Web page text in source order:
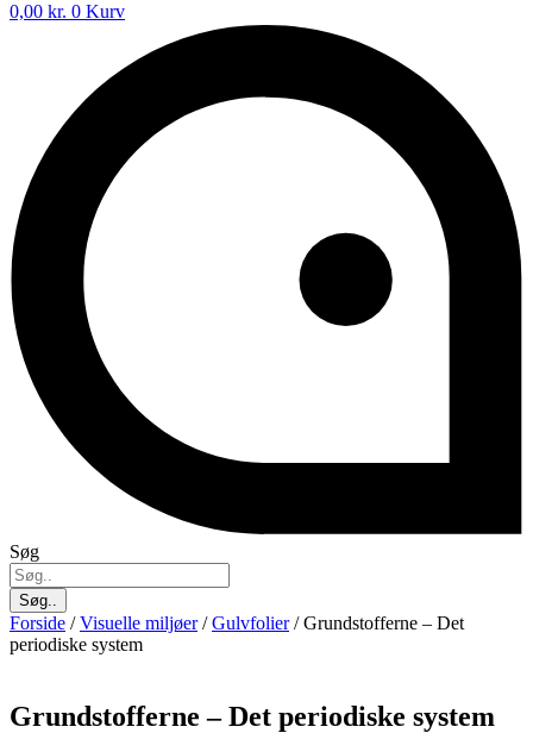
0,00 kr. 0 Kurv
Søg
Søg..
Forside /Visuelle miljøer/Gulvfolier/ Grundstofferne – Det
periodiske system
Grundstofferne – Det periodiske system